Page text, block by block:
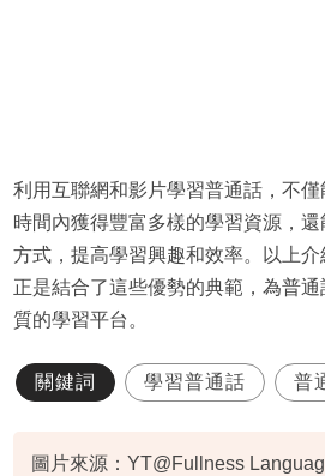
利用互聯網和影片學習普通話，不
時間內獲得豐富多樣的學習資源，
方式，提高學習興趣和效率。以上
正是結合了這些優勢的典範，為普
質的學習平台。
關鍵詞 學習普通話 普
圖片來源：YT@Fullness